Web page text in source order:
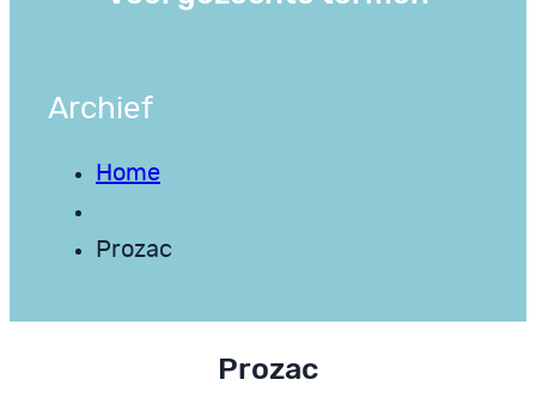
Archief
Home
Prozac
Prozac